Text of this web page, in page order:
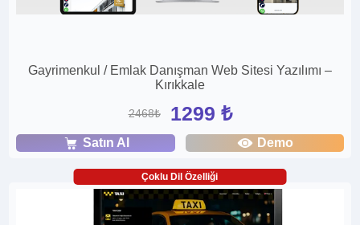
Gayrimenkul / Emlak Danışman Web Sitesi Yazılımı –
Kırıkkale
2468₺ 1299 ₺
Satın Al Demo
Çoklu Dil Özelliği